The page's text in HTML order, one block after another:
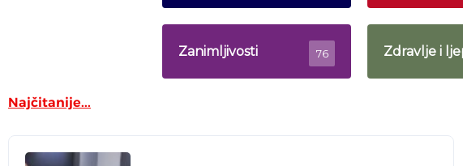
Zanimljivosti 76 Zdravlje i
Najčitanije...